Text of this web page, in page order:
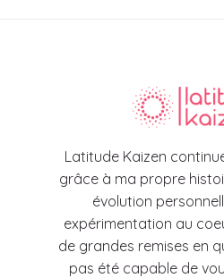
Latitude Kaizen
grâce à ma propre
évolution
expérimentation au
de grandes remises en
pas été capable de